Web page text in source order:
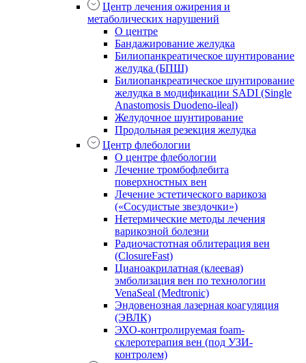
Центр лечения ожирения и
метаболических нарушений
О центре
Бандажирование желудка
Билиопанкреатическое шунтирование
желудка (БПШ)
Билиопанкреатическое шунтирование
желудка в модификации SADI (Single
Anastomosis Duodeno-ileal)
Желудочное шунтирование
Продольная резекция желудка
Центр флебологии
О центре флебологии
Лечение тромбофлебита
поверхностных вен
Лечение эстетического варикоза
(«Сосудистые звездочки»)
Нетермические методы лечения
варикозной болезни
Радиочастотная облитерация вен
(ClosureFast)
Цианоакрилатная (клеевая)
эмболизация вен по технологии
VenaSeal (Medtronic)
Эндовенозная лазерная коагуляция
(ЭВЛК)
ЭХО-контролируемая foam-
склеротерапия вен (под УЗИ-
контролем)